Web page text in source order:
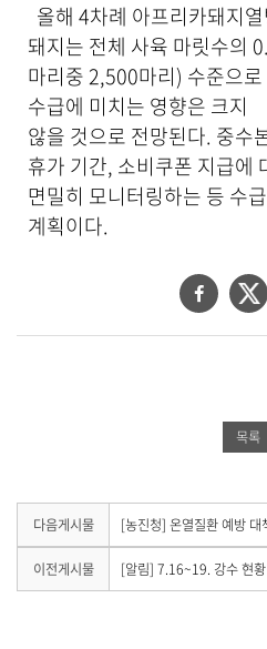
올해 4차례 아프리카돼지
돼지는 전체 사육 마릿수의
마리중 2,500마리) 수준으
수급에 미치는 영향은 크지
않을 것으로 전망된다. 중수
휴가 기간, 소비쿠폰 지급에
면밀히 모니터링하는 등 수
계획이다.
페
기
트
유
하
목록
다음게시물
다
음
게
시
[농진청] 온열질환 예방 대
이전게시물
이
전
[알림] 7.16~19. 강수 현